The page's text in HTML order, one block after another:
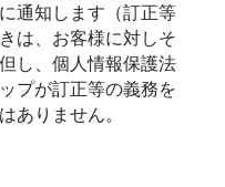
通知します（訂正等
は、お客様に対しそ
し、個人情報保護法
プが訂正等の義務を
ありません。